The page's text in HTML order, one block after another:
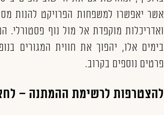
אשר יאפשרו למשפחות הפרויקט להנות
ואדריכלות מוקפדת אל מול נוף פסטורלי.
בימים אלו, יהפוך את חווית המגורים
פרטים נוספים בקרוב.
להצטרפות לרשימת ההמתנה –